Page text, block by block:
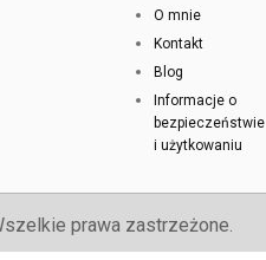
O mnie
Kontakt
Blog
Informacje o
bezpieczeństwie
i użytkowaniu
prawa zastrzeżone.